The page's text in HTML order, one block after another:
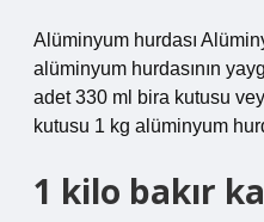
Alüminyum hurdası
alüminyum hurdasının
adet 330 ml bira kutusu
kutusu 1 kg alüminyum
1 kilo bakır